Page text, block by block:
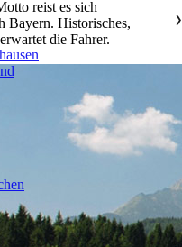
reist es sich
Bayern. Historisches,
die Fahrer.
❯